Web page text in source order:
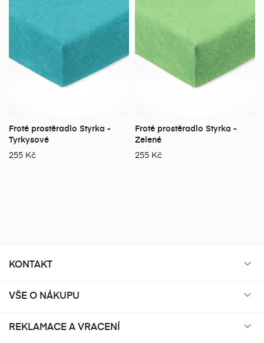
Froté prostěradlo Styrka -
Tyrkysové
255 Kč
Froté prostěradlo Styrka -
Zelené
255 Kč
KONTAKT 
VŠE O NÁKUPU 
REKLAMACE A VRACENÍ 